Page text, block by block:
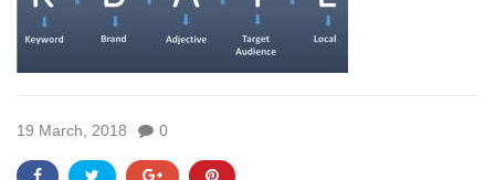
19 March, 2018 0